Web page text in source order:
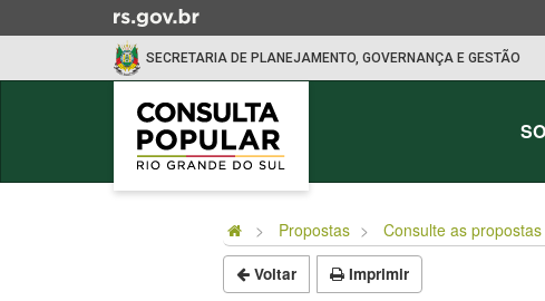
para
SECRETARIA DE PLANEJAMENTO, GOVERNANÇA E GESTÃO
Propostas Consulte as
Voltar Imprimir